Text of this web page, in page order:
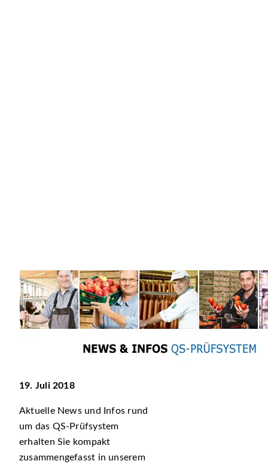
19. Juli 2018
Aktuelle News und Infos rund
um das QS-Prüfsystem
erhalten Sie kompakt
zusammengefasst in unserem